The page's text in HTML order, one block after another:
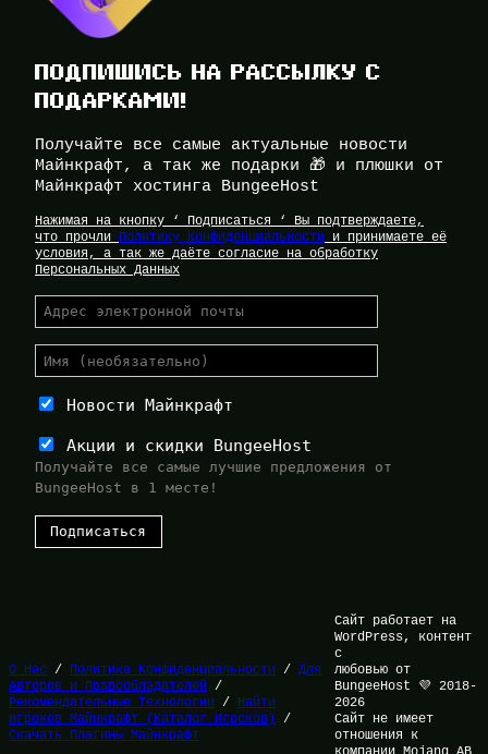
ПОДПИШИСЬ НА РАССЫЛКУ С
ПОДАРКАМИ!
Получайте все самые актуальные новости
Майнкрафт, а так же подарки 🎁 и плюшки от
Майнкрафт хостинга BungeeHost
Нажимая на кнопку ‘ Подписаться ‘ Вы подтверждаете,
что прочли Политику Конфиденциальности и принимаете её
условия, а так же даёте согласие на обработку
Персональных Данных
Новости Майнкрафт
Акции и скидки BungeeHost
Получайте все самые лучшие предложения от
BungeeHost в 1 месте!
О Нас / Политика Конфиденциальности / Для
Авторов и Правообладателей /
Рекомендательные Технологии / Найти
игроков Майнкрафт (Каталог Игроков) /
Скачать Плагины Майнкрафт
Сайт работает на
WordPress, контент
с
любовью от
BungeeHost 💜 2018-
2026
Сайт не имеет
отношения к